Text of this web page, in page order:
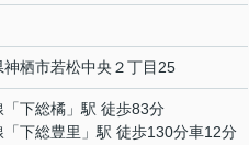
神栖市若松中央 ２丁目25
「下総橘 」駅 徒歩83分
「下総豊里 」駅 徒歩130分車12分